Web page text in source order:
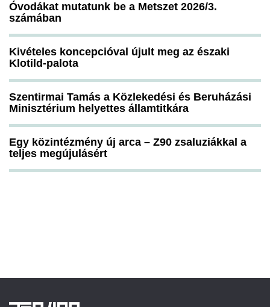
Óvodákat mutatunk be a Metszet 2026/3.
számában
Kivételes koncepcióval újult meg az északi
Klotild-palota
Szentirmai Tamás a Közlekedési és Beruházási
Minisztérium helyettes államtitkára
Egy közintézmény új arca – Z90 zsaluziákkal a
teljes megújulásért